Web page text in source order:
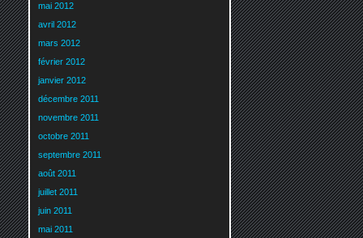
mai 2012
avril 2012
mars 2012
février 2012
janvier 2012
décembre 2011
novembre 2011
octobre 2011
septembre 2011
août 2011
juillet 2011
juin 2011
mai 2011